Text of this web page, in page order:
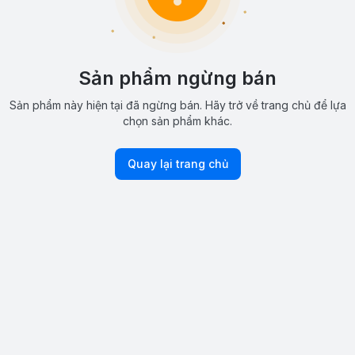
Sản phẩm ngừng bán
Sản phẩm này hiện tại đã ngừng bán. Hãy trở về trang chủ để lựa
chọn sản phẩm khác.
Quay lại trang chủ